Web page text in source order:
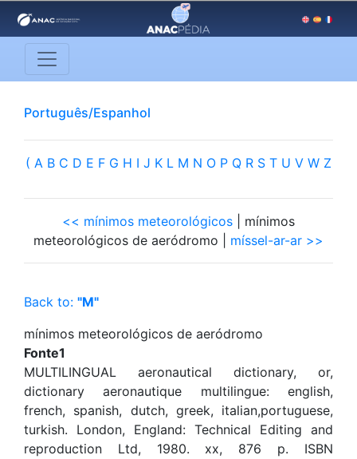
Português/Espanhol
( A B C D E F G H I J K L M N O P Q R S T U V W Z
<< mínimos meteorológicos | mínimos
meteorológicos de aeródromo | míssel-ar-ar >>
Back to: "M"
mínimos meteorológicos de aeródromo
Fonte1
MULTILINGUAL aeronautical dictionary, or,
dictionary aeronautique multilingue: english,
french, spanish, dutch, greek, italian,portuguese,
turkish. London, England: Technical Editing and
reproduction Ltd, 1980. xx, 876 p. ISBN